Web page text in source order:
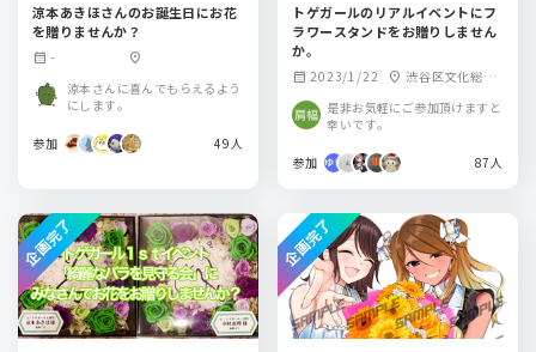
涼本あきほさんのお誕生日にお花
を贈りませんか？
calendar_month - location_on
涼本さんに喜んでもらえるよう
にします。
参加 49人
トゲガールのリアルイベントにフ
ラワースタンドをお贈りしません
か。
calendar_month 2023/1/22 location_on 渋谷区文化総合
くらホール
是非お気軽にご参加頂けますと
幸いです。
参加 87人
企画完了 企画完了